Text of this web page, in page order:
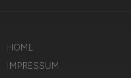
HOME
IMPRESSUM